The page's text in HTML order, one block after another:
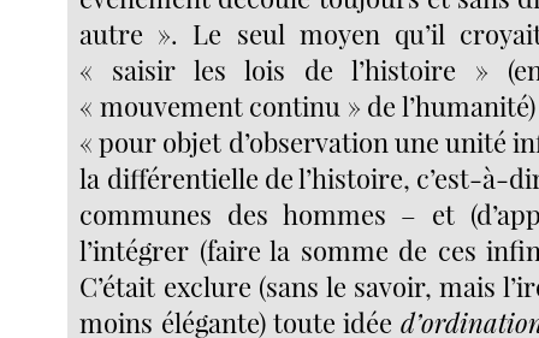
autre ». Le seul moyen qu’il
« saisir les lois de l’histoire »
« mouvement continu » de
« pour objet d’observation une unité
la différentielle de l’histoire, c’est-à-
communes des hommes – et
l’intégrer (faire la somme de ces
C’était exclure (sans le savoir, mais
moins élégante) toute idée